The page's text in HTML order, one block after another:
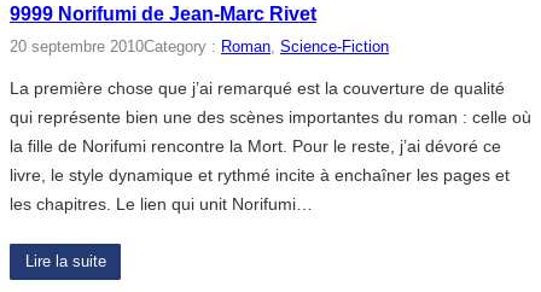
9999 Norifumi de Jean-Marc Rivet
20 septembre 2010Category : Roman, Science-Fiction
La première chose que j’ai remarqué est la couverture de qualité
qui représente bien une des scènes importantes du roman : celle où
la fille de Norifumi rencontre la Mort. Pour le reste, j’ai dévoré ce
livre, le style dynamique et rythmé incite à enchaîner les pages et
les chapitres. Le lien qui unit Norifumi…
Lire la suite